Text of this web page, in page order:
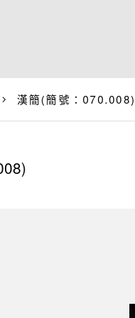
漢簡(簡號：070.008)